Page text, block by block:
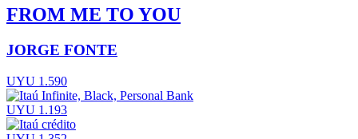
FROM ME TO YOU
JORGE FONTE
UYU 1.590
UYU 1.193